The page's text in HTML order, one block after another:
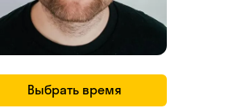
Выбрать время